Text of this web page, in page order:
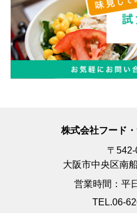
株式会社フード
〒
大阪市中央区南
営業時間：平
TEL.06-